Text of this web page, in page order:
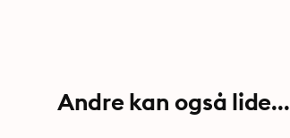
Andre kan også lide...